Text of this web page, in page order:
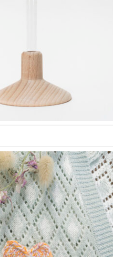
25,00€ 12,50€